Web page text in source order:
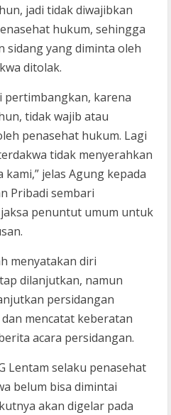
jadi tidak diwajibkan
hukum, sehingga
sidang yang diminta oleh
ditolak.
pertimbangkan, karena
tidak wajib atau
penasehat hukum. Lagi
tidak menyerahkan
jelas Agung kepada
Pribadi sembari
penuntut umum untuk
menyatakan diri
dilanjutkan, namun
persidangan
mencatat keberatan
acara persidangan.
Lentam selaku penasehat
belum bisa dimintai
akan digelar pada